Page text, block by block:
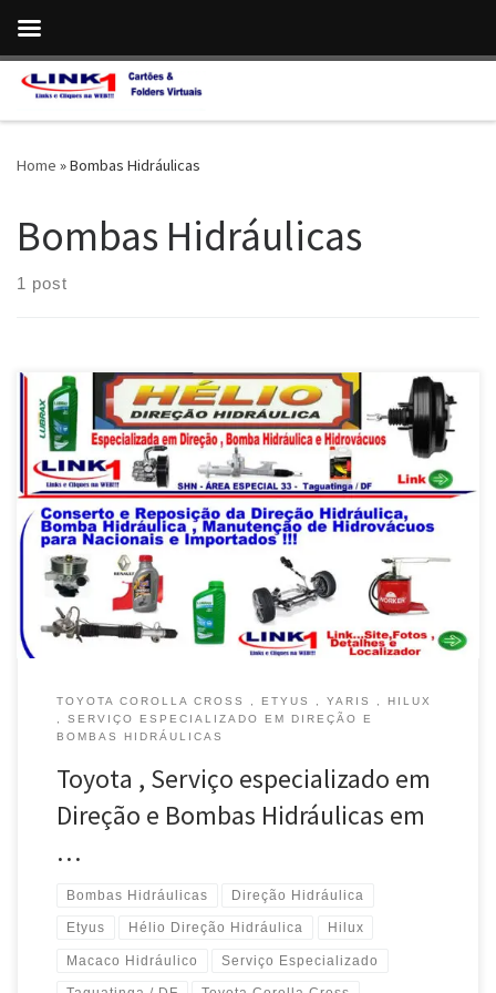
Skip to content
Home »Bombas Hidráulicas
Bombas Hidráulicas
1 post
Toyota Cross, Conserto da Direção e Bomba Hidráulica e Troca de
Fluídos – Taguatinga / Brasília/ DF Toyota Etyus , Manutenção da
Direção , Bomba Hidráulica e Troca de Fluídos –
Brasília/Taguatinga / DF Toyota Hilux, Manutenção da Direção e
Bomba Hidráulica com Reposição de Peças – Taguatinga / DF […]
TOYOTA COROLLA CROSS , ETYUS , YARIS , HILUX
, SERVIÇO ESPECIALIZADO EM DIREÇÃO E
BOMBAS HIDRÁULICAS
Toyota , Serviço especializado em
Direção e Bombas Hidráulicas em
…
Bombas Hidráulicas Direção Hidráulica
Etyus Hélio Direção Hidráulica Hilux
Macaco Hidráulico Serviço Especializado